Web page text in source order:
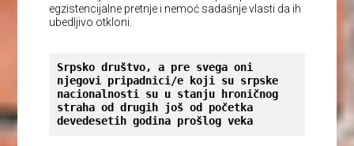
egzistencijalne pretnje i nemoć sadašnje vlasti da ih
ubedljivo otkloni.
Srpsko društvo, a pre svega oni
njegovi pripadnici/e koji su srpske
nacionalnosti su u stanju hroničnog
straha od drugih još od početka
devedesetih godina prošlog veka